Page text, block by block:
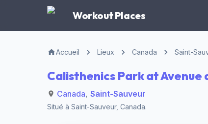
Workout Places
Accueil Lieux Canada Saint-
Calisthenics Park at Avenue
Canada, Saint-Sauveur
Situé à Saint-Sauveur, Canada.